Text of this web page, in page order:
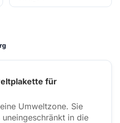
für
Umweltzone. Sie
in die